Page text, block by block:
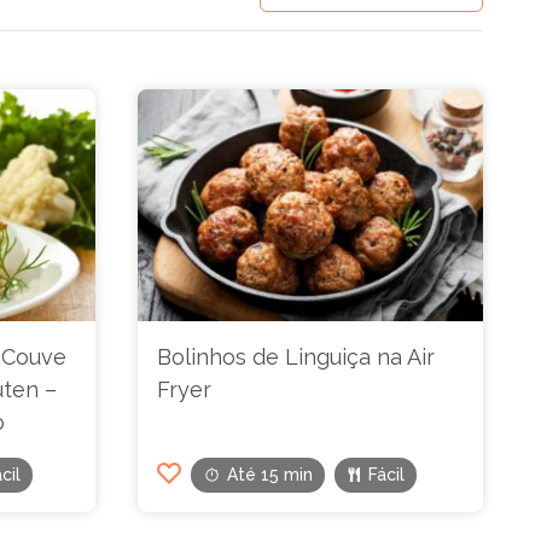
–
Bolinhos de Linguiça na Air
Fryer
Até 15 min Fácil